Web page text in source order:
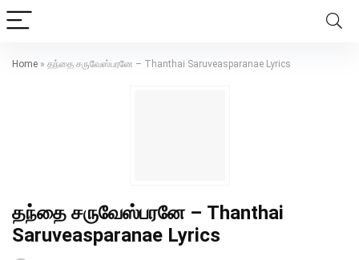
Home » தந்தை சருவேஸ்பரனே – Thanthai Saruveasparanae Lyrics
தந்தை சருவேஸ்பரனே – Thanthai
Saruveasparanae Lyrics